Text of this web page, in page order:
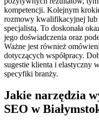
kompetencji. Kolejnym
rozmowy kwalifikacyjnej lub
specjalistą. To doskonała
jego doświadczenia oraz
Ważne jest również
dotyczących współpracy.
sugestie klienta i elastyczny
specyfiki branży.
Jakie narzędzia
SEO w